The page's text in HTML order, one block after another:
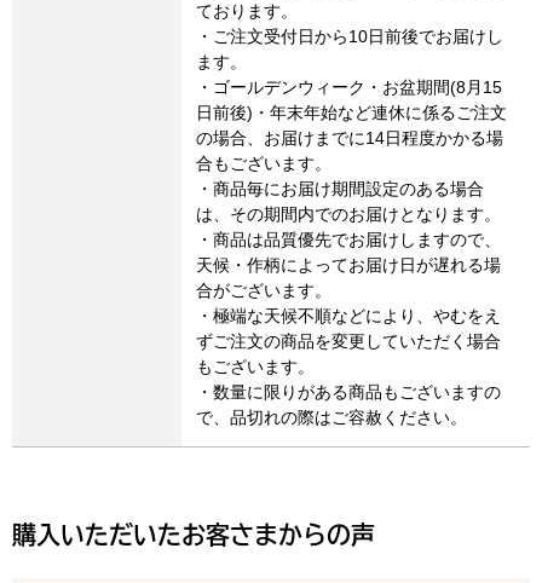
ております。
・ご注文受付日から10日前後でお届けし
ます。
・ゴールデンウィーク・お盆期間(8月15
日前後)・年末年始など連休に係るご注文
の場合、お届けまでに14日程度かかる場
合もございます。
・商品毎にお届け期間設定のある場合
は、その期間内でのお届けとなります。
・商品は品質優先でお届けしますので、
天候・作柄によってお届け日が遅れる場
合がございます。
・極端な天候不順などにより、やむをえ
ずご注文の商品を変更していただく場合
もございます。
・数量に限りがある商品もございますの
で、品切れの際はご容赦ください。
購入いただいたお客さまからの声